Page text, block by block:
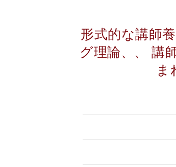
形式的な講師
グ理論、、 講
ま